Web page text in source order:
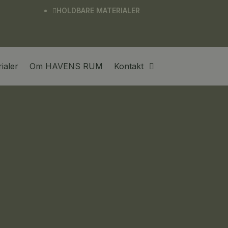
 HOLDBARE MATERIALER
Om HAVENS RUM Kontakt